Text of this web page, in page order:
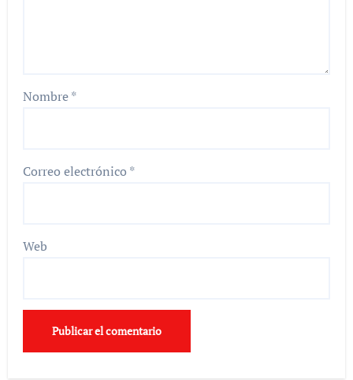
Nombre*
Correo electrónico *
Web